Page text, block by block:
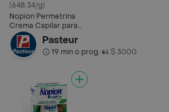
(648.34/g)
Nopion Permetrina
Crema Capilar para
Piojos Plus (1 %)Pasteur
19 min o prog.• $ 3000